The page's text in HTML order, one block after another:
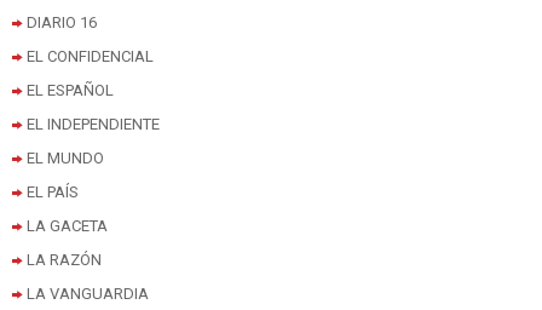
DIARIO 16
EL CONFIDENCIAL
EL ESPAÑOL
EL INDEPENDIENTE
EL MUNDO
EL PAÍS
LA GACETA
LA RAZÓN
LA VANGUARDIA